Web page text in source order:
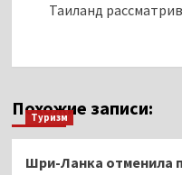
Таиланд
Похожие записи:
Туризм
Шри-Ланка отменила